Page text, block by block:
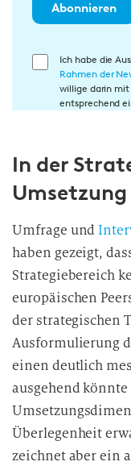
Abonnieren
E
i
g
n
g
i
n
d
i
e
t
e
Ich habe die
Rahmen der
willige darin
entsprechend
In der
Umfrage und
haben gezeigt,
Strategiebereich
europäischen
der strategischen
Ausformulierung
einen deutlich
ausgehend
Überlegenheit
zeichnet aber ein